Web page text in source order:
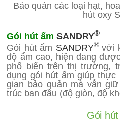
Bảo quản các loại hạt,
hút oxy
Gói hút ẩm SANDRY®
Gói hút ẩm SANDRY®với
độ ẩm cao, hiện đang
phổ biến trên thị trường,
dụng gói hút ẩm giúp
gian bảo quản mà vẫn
trúc ban đầu (độ giòn, độ
Gói